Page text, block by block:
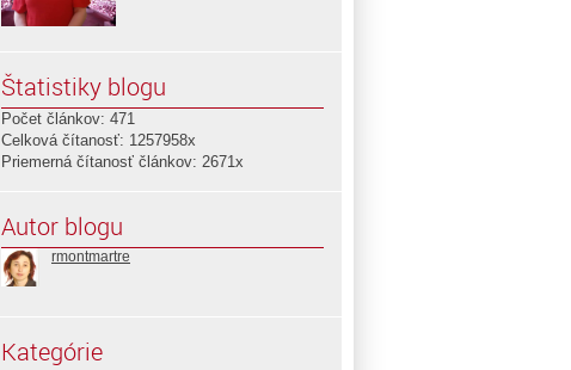
Štatistiky blogu
Počet článkov: 471
Celková čítanosť: 1257958x
Priemerná čítanosť článkov: 2671x
Autor blogu
rmontmartre
Kategórie